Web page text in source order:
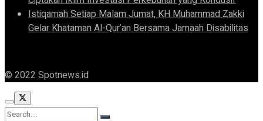
Istiqamah Setiap Malam Jumat, KH Muhammad Zakki
Gelar Khataman Al-Qur’an Bersama Jamaah Disabilitas
© 2022 Spotnews.id